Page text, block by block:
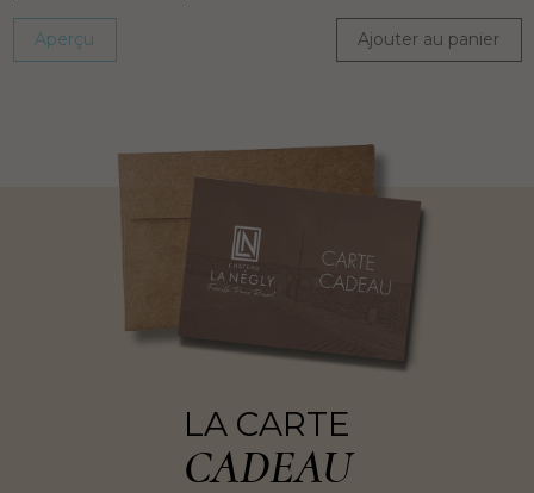
Aperçu Ajouter au panier
LA CARTE
CADEAU